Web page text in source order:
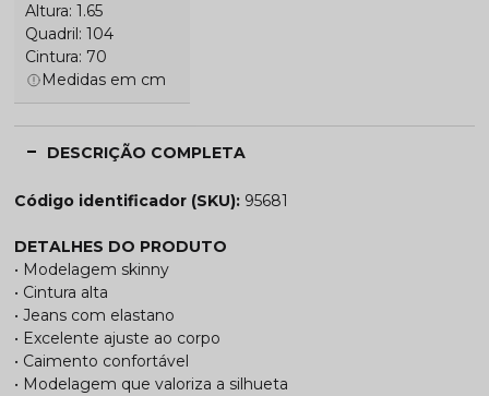
Altura: 1.65
Quadril: 104
Cintura: 70
Medidas em cm
DESCRIÇÃO COMPLETA
Código identificador (SKU): 95681
DETALHES DO PRODUTO
• Modelagem skinny
• Cintura alta
• Jeans com elastano
• Excelente ajuste ao corpo
• Caimento confortável
• Modelagem que valoriza a silhueta